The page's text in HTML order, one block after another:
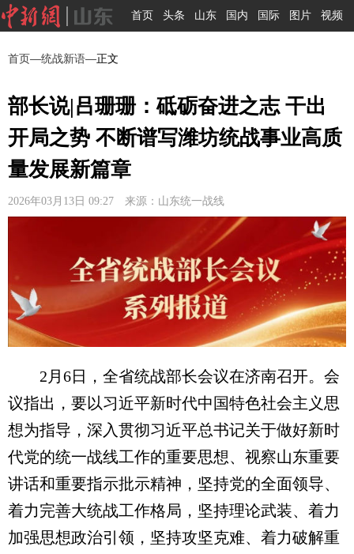
首页 头条 山东 国内 国际 图片 视频
首页—统战新语—正文
部长说|吕珊珊：砥砺奋进之志 干出
开局之势 不断谱写潍坊统战事业高质
量发展新篇章
2026年03月13日 09:27 来源：山东统一战线
2月6日，全省统战部长会议在济南召开。会
议指出，要以习近平新时代中国特色社会主义思
想为指导，深入贯彻习近平总书记关于做好新时
代党的统一战线工作的重要思想、视察山东重要
讲话和重要指示批示精神，坚持党的全面领导、
着力完善大统战工作格局，坚持理论武装、着力
加强思想政治引领，坚持攻坚克难、着力破解重